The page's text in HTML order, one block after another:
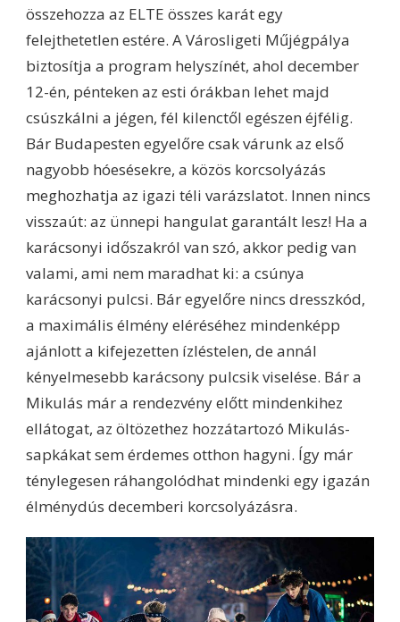
összehozza az ELTE összes karát egy
felejthetetlen estére. A Városligeti Műjégpálya
biztosítja a program helyszínét, ahol december
12-én, pénteken az esti órákban lehet majd
csúszkálni a jégen, fél kilenctől egészen éjfélig.
Bár Budapesten egyelőre csak várunk az első
nagyobb hóesésekre, a közös korcsolyázás
meghozhatja az igazi téli varázslatot. Innen nincs
visszaút: az ünnepi hangulat garantált lesz! Ha a
karácsonyi időszakról van szó, akkor pedig van
valami, ami nem maradhat ki: a csúnya
karácsonyi pulcsi. Bár egyelőre nincs dresszkód,
a maximális élmény eléréséhez mindenképp
ajánlott a kifejezetten ízléstelen, de annál
kényelmesebb karácsony pulcsik viselése. Bár a
Mikulás már a rendezvény előtt mindenkihez
ellátogat, az öltözethez hozzátartozó Mikulás-
sapkákat sem érdemes otthon hagyni. Így már
ténylegesen ráhangolódhat mindenki egy igazán
élménydús decemberi korcsolyázásra.